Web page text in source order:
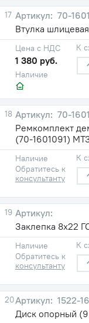
17
70-
Втулка
Наличие
Цена с НДС
1 380 руб.
К
18
70-
Ремкомплект
(70-1601091)
Наличие
Обратитесь к
консультанту
К
19
Заклепка 8х22
Наличие
Обратитесь к
консультанту
К
20
1522-
Диск опорный